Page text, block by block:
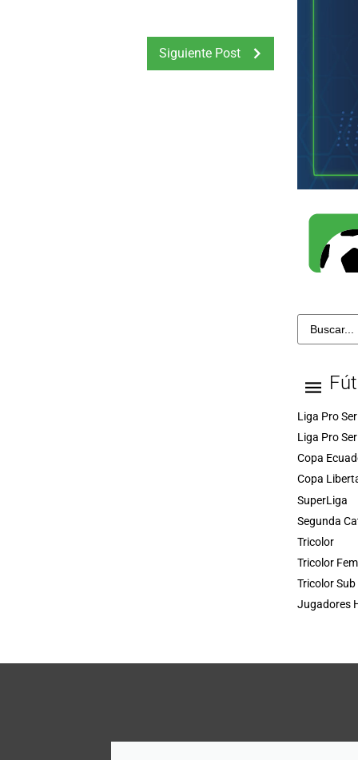
Siguiente Post
Liga Pro
Liga Pro
Copa
Copa
SuperLiga
Segunda
Tricolor
Tricolor
Tricolor Sub
Jugadores